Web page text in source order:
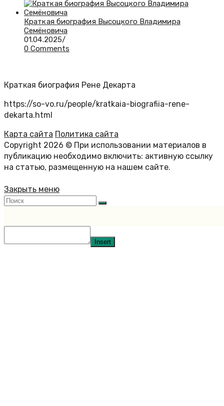
Краткая биография Высоцкого Владимира
Семёновича
01.04.2025/
0 Comments
Краткая биография Рене Декарта
https://so-vo.ru/people/kratkaia-biografiia-rene-
dekarta.html
Карта сайта Политика сайта
Copyright 2026 © При использовании материалов в
публикацию необходимо включить: активную ссылку
на статью, размещенную на нашем сайте.
Закрыть меню
Insert